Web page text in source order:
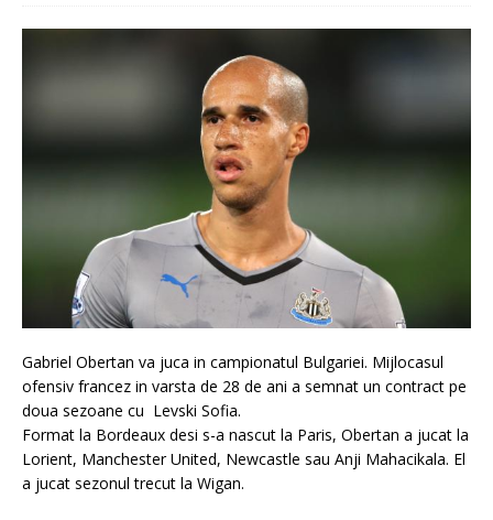
Gabriel Obertan va juca in campionatul Bulgariei. Mijlocasul
ofensiv francez in varsta de 28 de ani a semnat un contract pe
doua sezoane cu Levski Sofia.
Format la Bordeaux desi s-a nascut la Paris, Obertan a jucat la
Lorient, Manchester United, Newcastle sau Anji Mahacikala. El
a jucat sezonul trecut la Wigan.